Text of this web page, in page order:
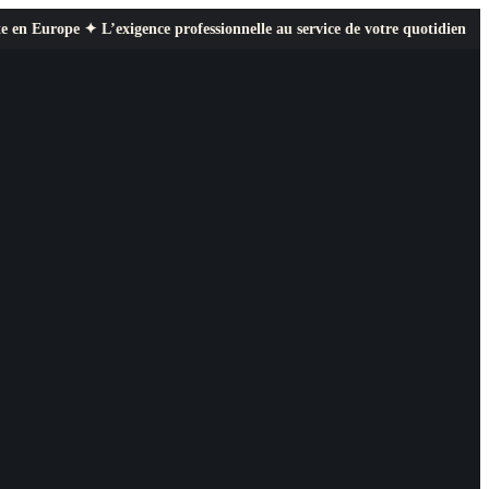
L’exigence professionnelle au service de votre quotidien ✦ Paiement